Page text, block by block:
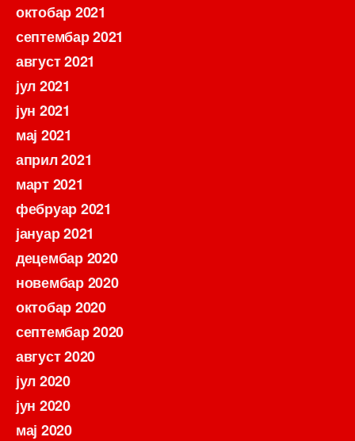
октобар 2021
септембар 2021
август 2021
јул 2021
јун 2021
мај 2021
април 2021
март 2021
фебруар 2021
јануар 2021
децембар 2020
новембар 2020
октобар 2020
септембар 2020
август 2020
јул 2020
јун 2020
мај 2020